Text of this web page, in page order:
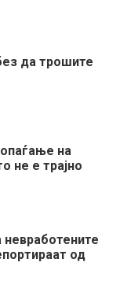
да трошите
на
не е трајно
од